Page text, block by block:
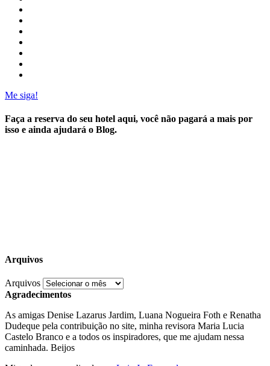
Me siga!
Faça a reserva do seu hotel aqui, você não pagará a mais por
isso e ainda ajudará o Blog.
Arquivos
Arquivos
Agradecimentos
As amigas Denise Lazarus Jardim, Luana Nogueira Foth e Renatha
Dudeque pela contribuição no site, minha revisora Maria Lucia
Castelo Branco e a todos os inspiradores, que me ajudam nessa
caminhada. Beijos